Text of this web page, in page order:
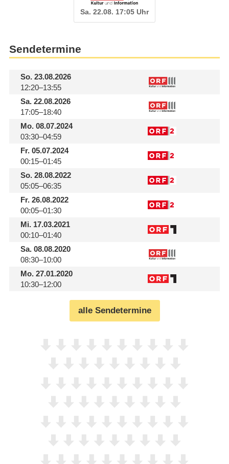
Sa. 22.08. 17:05 Uhr
Sendetermine
So.23.08.2026
12:20–13:55
Sa.22.08.2026
17:05–18:40
Mo.08.07.2024
03:30–04:59
Fr.05.07.2024
00:15–01:45
So.28.08.2022
05:05–06:35
Fr.26.08.2022
00:05–01:30
Mi.17.03.2021
00:10–01:40
Sa.08.08.2020
08:30–10:00
Mo.27.01.2020
10:30–12:00
alle Sendetermine